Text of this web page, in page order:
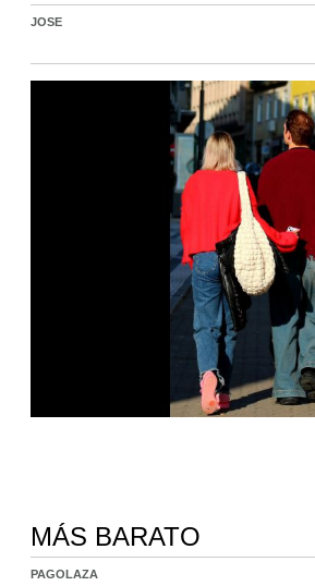
JOSE
MÁS BARATO
PAGOLAZA